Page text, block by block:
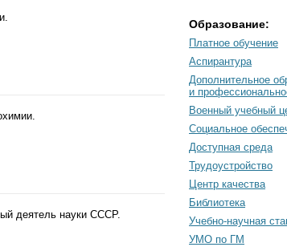
деятель науки СССР.
Образование:
Платное обучение
Аспирантура
Дополнительное
и
Военный учебный
Социальное
Доступная среда
Трудоустройство
Центр качества
Библиотека
Учебно-научная
УМО по ГМ